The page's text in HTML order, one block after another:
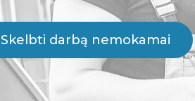
Skelbti darbą nemokamai